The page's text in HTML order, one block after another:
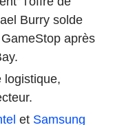
Burry solde
après
logistique,
et Samsung